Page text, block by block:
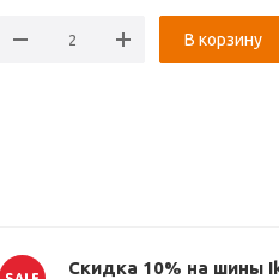
В корзину
Скидка 10% на шины